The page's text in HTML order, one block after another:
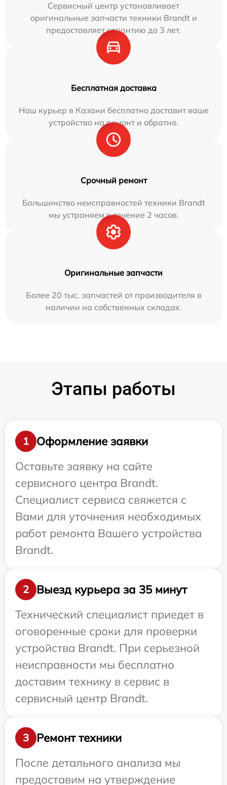
Сервисный центр устанавливает
оригинальные запчасти техники Brandt и
предоставляет гарантию до 3 лет.
Бесплатная доставка
Наш курьер в Казани бесплатно доставит ваше
устройство на ремонт и обратно.
Срочный ремонт
Большинство неисправностей техники Brandt
мы устраняем в течение 2 часов.
Оригинальные запчасти
Более 20 тыс. запчастей от производителя в
наличии на собственных складах.
Этапы работы
1
Оформление заявки
Оставьте заявку на сайте
сервисного центра Brandt.
Специалист сервиса свяжется с
Вами для уточнения необходимых
работ ремонта Вашего устройства
Brandt.
2
Выезд курьера за 35 минут
Технический специалист приедет в
оговоренные сроки для проверки
устройства Brandt. При серьезной
неисправности мы бесплатно
доставим технику в сервис в
сервисный центр Brandt.
3
Ремонт техники
После детального анализа мы
предоставим на утверждение